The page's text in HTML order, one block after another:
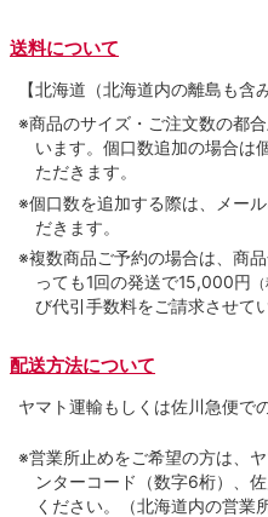
送料について
【北海道（北海道内の離島も
※商品のサイズ・ご注文数の都
います。個口数追加の場合は
ただきます。
※個口数を追加する際は、メー
だきます。
※複数商品ご予約の場合は、商
っても1回の発送で15,000円
び代引手数料をご請求させて
配送方法について
ヤマト運輸もしくは佐川急便で
※営業所止めをご希望の方は、
ンターコード（数字6桁）、
ください。（北海道内の営業